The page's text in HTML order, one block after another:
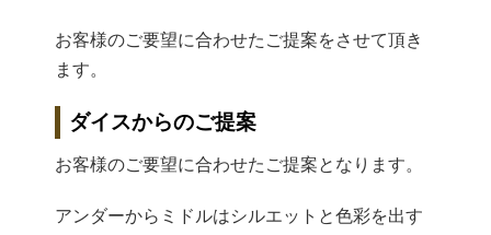
お客様のご要望に合わせたご提案をさせて頂き
ます。
ダイスからのご提案
お客様のご要望に合わせたご提案となります。
アンダーからミドルはシルエットと色彩を出す